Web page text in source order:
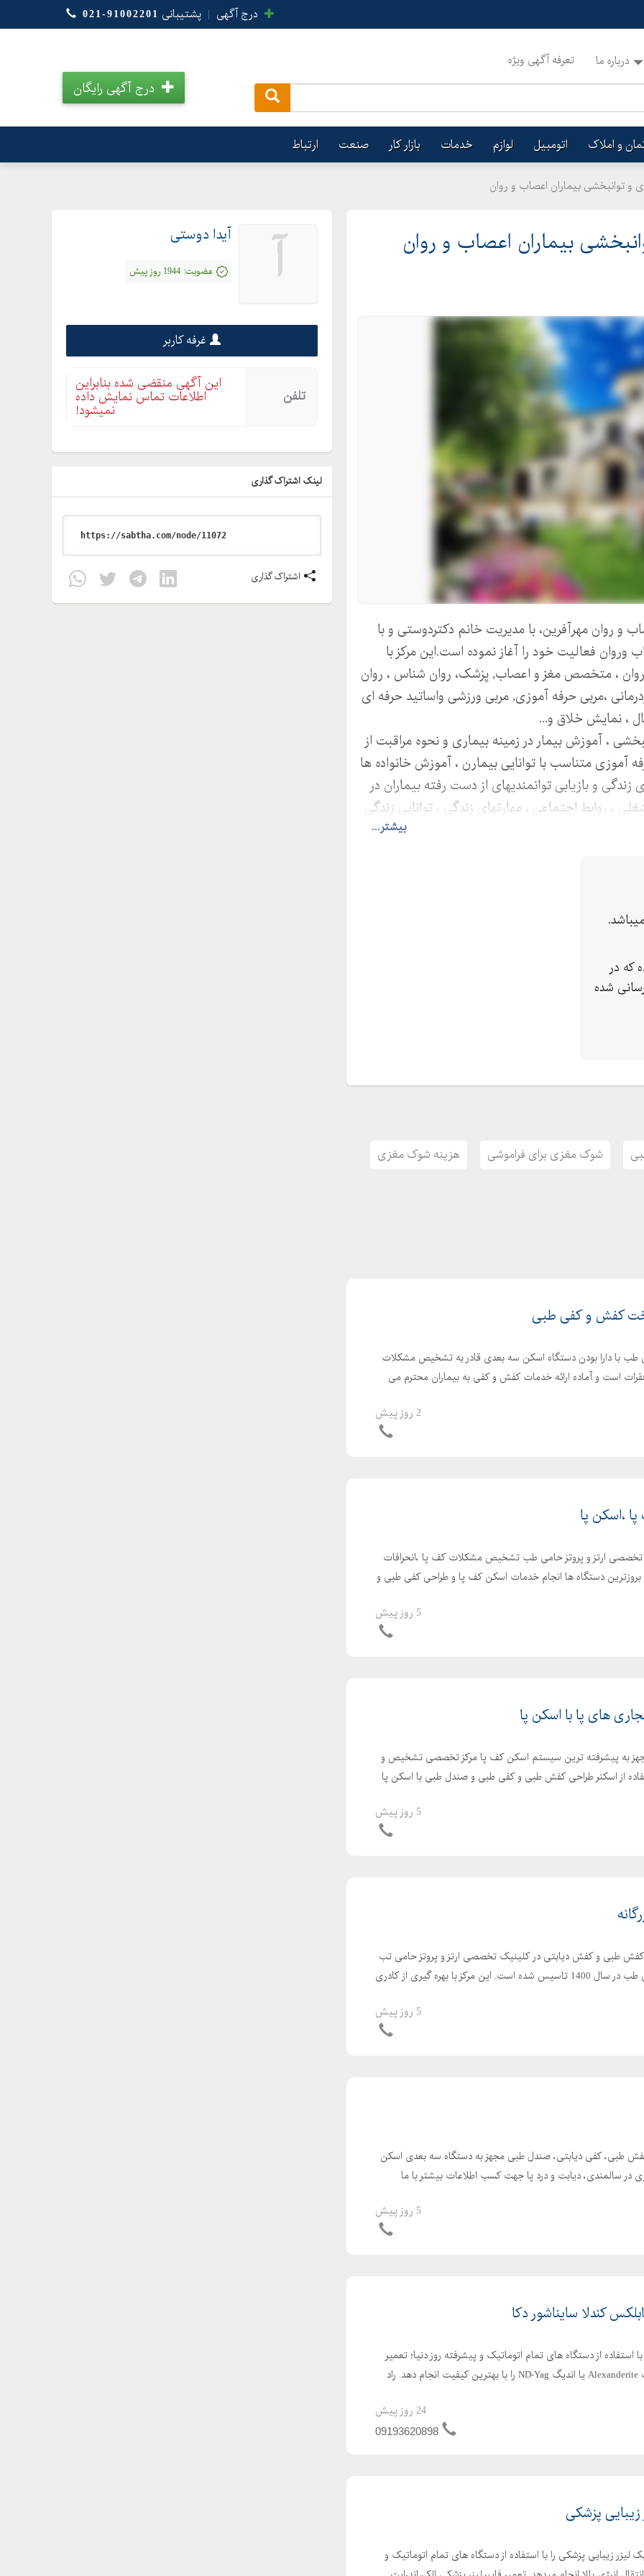
درج آگهی | پشتیبانی 021-91002201
درباره ما تعرفه آگهی ویژه
درج آگهی رایگان
و املاک اتومبیل لوازم خدمات بازار کار صنعت ارتباط
و توانبخشی بیماران اعصاب و روان
بیماران اعصاب و روان
بیشتر...
و روان مهرآفرین، با مدیریت خانم دکتردوستی و با
وروان فعالیت خود را آغاز نموده است.این مرکز با
، متخصص مغز و اعصاب, پزشک، روان شناس ، روان
،مربی حرفه آموزی, مربی ورزشی واساتید حرفه ای
، نمایش خلاق و...
، آموزش بیمار در زمینه بیماری و نحوه مراقبت از
آموزی متناسب با توانایی بیمارن ، آموزش خانواده ها
و بازیابی توانمندیهای از دست رفته بیماران در
، روابط اجتماعی ، مهارتهای زندگی ، توانایی زندگی
که در
شده
شوک مغزی برای فراموشی هزینه شوک مغزی
آ آیدا دوستی
عضویت: 1944 روز پیش
غرفه کاربر
تلفن
این آگهی منقضی شده بنابراین
اطلاعات تماس نمایش داده
نمیشود!
لینک اشتراک گذاری
اشتراک گذاری
کفش و کفی طبی
طب با دارا بودن دستگاه اسکن سه بعدی قادر به تشخیص مشکلات
است و آماده ارائه خدمات کفش و کفی به بیماران محترم می
2 روز پیش
،اسکن پا
تخصصی ارتز و پروتز حامی طب تشخیص مشکلات کف پا ،انحرافات
بروزترین دستگاه ها انجام خدمات اسکن کف پا و طراحی کفی طبی و
5 روز پیش
های پا با اسکن پا
به پیشرفته ترین سیستم اسکن کف پا مرکز تخصصی تشخیص و
از اسکنر طراحی کفش طبی و کفی طبی و صندل طبی با اسکن پا
5 روز پیش
طبی و کفش دیابتی در کلینیک تخصصی ارتز و پروتز حامی تب
مرکز تخصصی ارتز و پروتز حامی طب در سال 1400 تاسیس شده است. این مرکز با بهره گیری از کادری
5 روز پیش
طبی، کفی دیابتی، صندل طبی مجهز به دستگاه سه بعدی اسکن
در سالمندی، دیابت و درد پا جهت کسب اطلاعات بیشتر با ما
5 روز پیش
کندلا سایناشور دکا
از دستگاه های تمام اتوماتیک و پیشرفته روز دنیا؛ تعمیر
رادهای لیزر پزشکی الکساندرایت Alexanderite یا اندیگ ND-Yag را با بهترین کیفیت انجام دهد. راد
24 روز پیش
09193620898
زیبایی پزشکی
لیزر زیبایی پزشکی را با استفاده از دستگاه های تمام اتوماتیک و